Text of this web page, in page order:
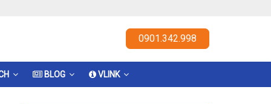
0901.342.998
BLOG VLINK